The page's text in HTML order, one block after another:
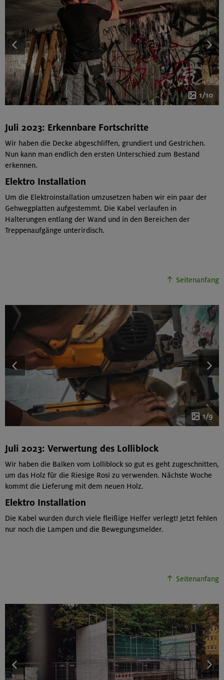
1/10
Juli 2023: Erkennbare Fortschritte
Wir haben die Decke abgeschliffen, grundiert und Gestrichen.
Nun kann man endlich den ersten Unterschied zum Bestand
erkennen.
Elektro Installation
Um die Elektroinstallation umzusetzen haben wir ein paar der
Gehwegplatten aufgestemmt. Die Kabel verlaufen in
Halterungen entlang der Wand und in den Bereichen der
Treppenaufgänge unterirdisch.
Seitenanfang
1/9
Juli 2023: Verwertung des Lolliblock
Wir haben die Balken vom Lolliblock so gut es geht zugeschnitten,
um das Holz für die Riesige Rosi zu verwenden. Nächste Woche
kommt die Lieferung mit dem neuen Holz.
Elektro Installation
Die Kabel wurden durch viele fleißige Helfer verlegt! Jetzt fehlen
nur noch die Lampen und die Bewegungsmelder.
Seitenanfang